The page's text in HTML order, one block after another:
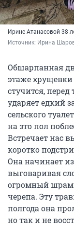
Ирине Атанасовой 38
Источник: Ирина
Обшарпанная
этаже хрущевки
стучится,
ударяет едкий
сельского
на это пол
Встречает нас
коротко
Она начинает
выговаривая
огромный шрам
черепа. Эту
полгода она
но так и не